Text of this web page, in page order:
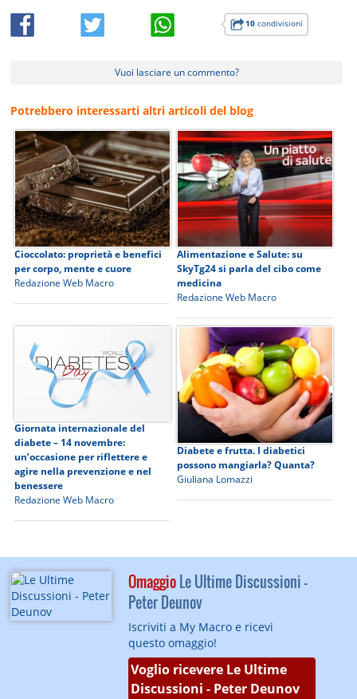
10condivisioni
Vuoi lasciare un commento?
Potrebbero interessarti altri articoli del blog
Cioccolato: proprietà e benefici
per corpo, mente e cuore
Redazione Web Macro
Alimentazione e Salute: su
SkyTg24 si parla del cibo come
medicina
Redazione Web Macro
Giornata internazionale del
diabete – 14 novembre:
un’occasione per riflettere e
agire nella prevenzione e nel
benessere
Redazione Web Macro
Diabete e frutta. I diabetici
possono mangiarla? Quanta?
Giuliana Lomazzi
OmaggioLe Ultime Discussioni -
Peter Deunov
Iscriviti a My Macro e ricevi
questo omaggio!
Voglio ricevere Le Ultime
Discussioni - Peter Deunov